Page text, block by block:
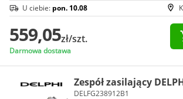
U ciebie: pon. 10.08
559,05zł/szt.
Darmowa dostawa
Zespół zasilający
DELFG238912B1